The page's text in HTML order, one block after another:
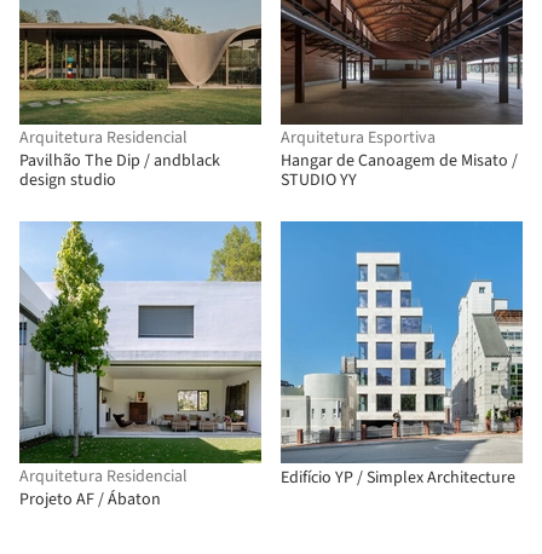
Arquitetura Residencial
Pavilhão The Dip / andblack
design studio
Arquitetura Esportiva
Hangar de Canoagem de Misato /
STUDIO YY
Arquitetura Residencial
Projeto AF / Ábaton
Edifício YP / Simplex Architecture